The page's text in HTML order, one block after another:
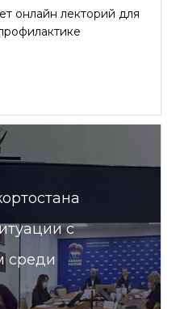
онлайн лекторий для
с
среди